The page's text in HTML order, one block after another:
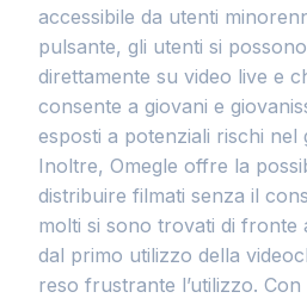
accessibile da utenti
pulsante, gli utenti si
direttamente su video live e
consente a giovani e
esposti a potenziali rischi nel
Inoltre, Omegle offre la
distribuire filmati senza il
molti si sono trovati di fronte
dal primo utilizzo della
reso frustrante l’utilizzo.